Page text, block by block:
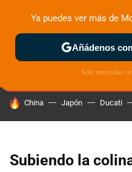
ZONA DE PRUEBAS
HOY SE HABLA DE
China Japón Ducati
Subiendo la
Ya puedes ver más de
Añádenos
Solo necesitas